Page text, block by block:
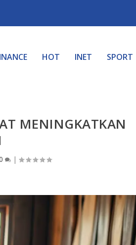
HOT INET SPORT
MENINGKATKAN
|